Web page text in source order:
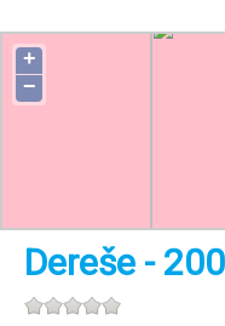
+
−
Dereše -